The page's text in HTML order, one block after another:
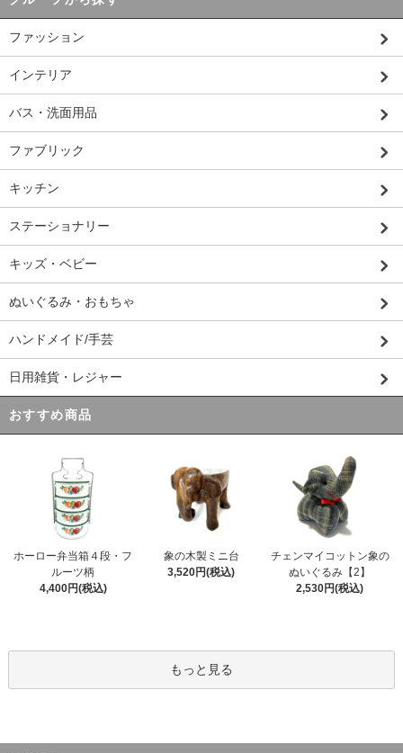
ファッション
インテリア
バス・洗面用品
ファブリック
キッチン
ステーショナリー
キッズ・ベビー
ぬいぐるみ・おもちゃ
ハンドメイド/手芸
日用雑貨・レジャー
おすすめ商品
ホーロー弁当箱４段・フ
ルーツ柄
4,400円(税込)
象の木製ミニ台
3,520円(税込)
チェンマイコットン象の
ぬいぐるみ【2】
2,530円(税込)
もっと見る